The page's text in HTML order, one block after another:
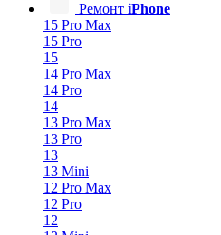
Ремонт iPhone
15 Pro Max
15 Pro
15
14 Pro Max
14 Pro
14
13 Pro Max
13 Pro
13
13 Mini
12 Pro Max
12 Pro
12